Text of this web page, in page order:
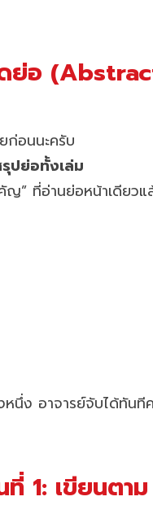
ย่อ
ก่อนนะครับ
ปย่อทั้งเล่ม
” ที่อ่านย่อหน้าเดียวแ
หนึ่ง อาจารย์จับได้ทันที
1: เขียนตา